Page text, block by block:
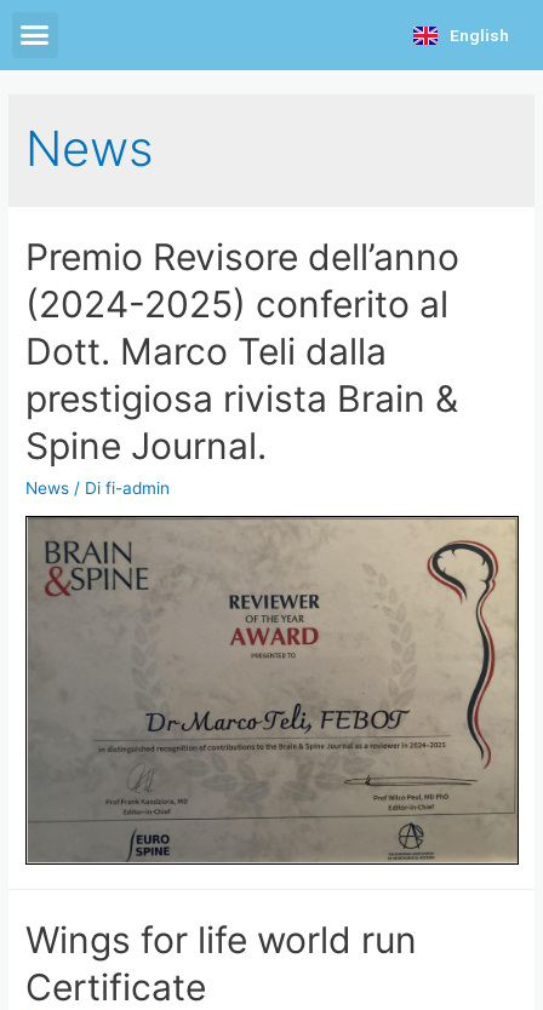
English
News
Premio Revisore dell’anno
(2024-2025) conferito al
Dott. Marco Teli dalla
prestigiosa rivista Brain &
Spine Journal.
News / Difi-admin
Wings for life world run
Certificate